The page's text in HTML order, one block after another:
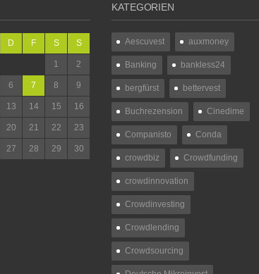
D F S S
1 2
6 7 8 9
13 14 15 16
20 21 22 23
27 28 29 30
KATEGORIEN
Aescuvest auxmoney
Banking bankless24
bergfürst bettervest
Buchrezension Cinedime
Companisto Conda
crowdbiz Crowdfunding
crowdinnovation
Crowdinvesting
Crowdlending
Crowdsourcing